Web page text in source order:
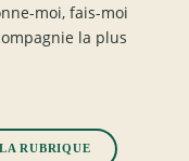
moi, fais-moi
la plus
RUBRIQUE